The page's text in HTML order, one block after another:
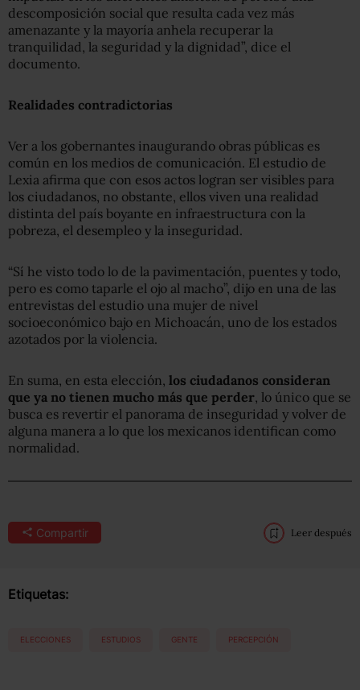
descomposición social que resulta cada vez más
amenazante y la mayoría anhela recuperar la
tranquilidad, la seguridad y la dignidad”, dice el
documento.
Realidades contradictorias
Ver a los gobernantes inaugurando obras públicas es
común en los medios de comunicación. El estudio de
Lexia afirma que con esos actos logran ser visibles para
los ciudadanos, no obstante, ellos viven una realidad
distinta del país boyante en infraestructura con la
pobreza, el desempleo y la inseguridad.
“Sí he visto todo lo de la pavimentación, puentes y todo,
pero es como taparle el ojo al macho”, dijo en una de las
entrevistas del estudio una mujer de nivel
socioeconómico bajo en Michoacán, uno de los estados
azotados por la violencia.
En suma, en esta elección, los ciudadanos consideran
que ya no tienen mucho más que perder , lo único que se
busca es revertir el panorama de inseguridad y volver de
alguna manera a lo que los mexicanos identifican como
normalidad.
Compartir Leer después
Etiquetas:
ELECCIONES ESTUDIOS GENTE PERCEPCIÓN